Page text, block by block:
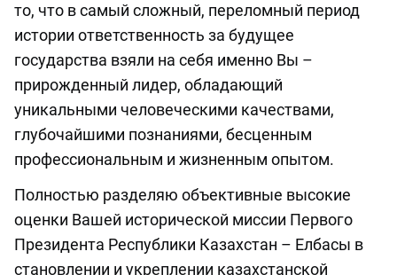
то, что в самый сложный, переломный период
истории ответственность за будущее
государства взяли на себя именно Вы –
прирожденный лидер, обладающий
уникальными человеческими качествами,
глубочайшими познаниями, бесценным
профессиональным и жизненным опытом.
Полностью разделяю объективные высокие
оценки Вашей исторической миссии Первого
Президента Республики Казахстан – Елбасы в
становлении и укреплении казахстанской